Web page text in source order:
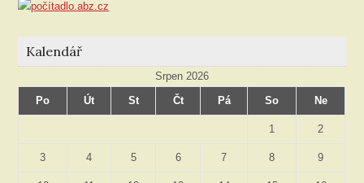
Kalendář
Srpen 2026
Po
Út St Čt Pá So Ne
1 2
3 4 5 6 7 8 9